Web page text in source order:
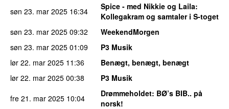
søn 23. mar 2025 16:34 Spice - med Nikkie og Laila:
Kollegakram og samtaler i S-toget
søn 23. mar 2025 09:32
WeekendMorgen
søn 23. mar 2025 01:09
P3 Musik
lør 22. mar 2025 11:36
Benægt, benægt, benægt
lør 22. mar 2025 00:38
P3 Musik
fre 21. mar 2025 10:04 Drømmeholdet: BØ’s BIB.. på
norsk!